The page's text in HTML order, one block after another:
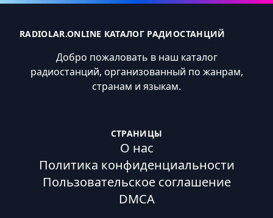
RADIOLAR.ONLINE КАТАЛОГ РАДИОСТАНЦИЙ
Добро пожаловать в наш каталог
радиостанций, организованный по жанрам,
странам и языкам.
СТРАНИЦЫ
О нас
Политика конфиденциальности
Пользовательское соглашение
DMCA